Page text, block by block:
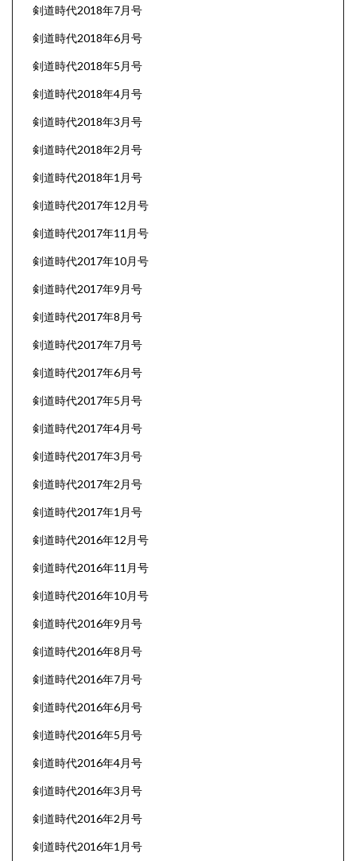
剣道時代2018年7月号
剣道時代2018年6月号
剣道時代2018年5月号
剣道時代2018年4月号
剣道時代2018年3月号
剣道時代2018年2月号
剣道時代2018年1月号
剣道時代2017年12月号
剣道時代2017年11月号
剣道時代2017年10月号
剣道時代2017年9月号
剣道時代2017年8月号
剣道時代2017年7月号
剣道時代2017年6月号
剣道時代2017年5月号
剣道時代2017年4月号
剣道時代2017年3月号
剣道時代2017年2月号
剣道時代2017年1月号
剣道時代2016年12月号
剣道時代2016年11月号
剣道時代2016年10月号
剣道時代2016年9月号
剣道時代2016年8月号
剣道時代2016年7月号
剣道時代2016年6月号
剣道時代2016年5月号
剣道時代2016年4月号
剣道時代2016年3月号
剣道時代2016年2月号
剣道時代2016年1月号